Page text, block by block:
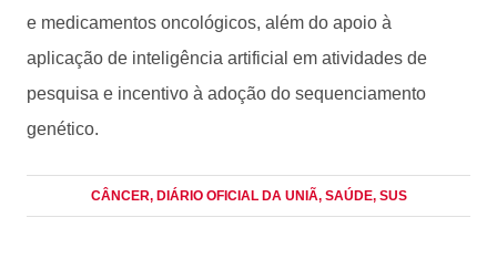
e medicamentos oncológicos, além do apoio à
aplicação de inteligência artificial em atividades de
pesquisa e incentivo à adoção do sequenciamento
genético.
CÂNCER, DIÁRIO OFICIAL DA UNIÃ, SAÚDE, SUS